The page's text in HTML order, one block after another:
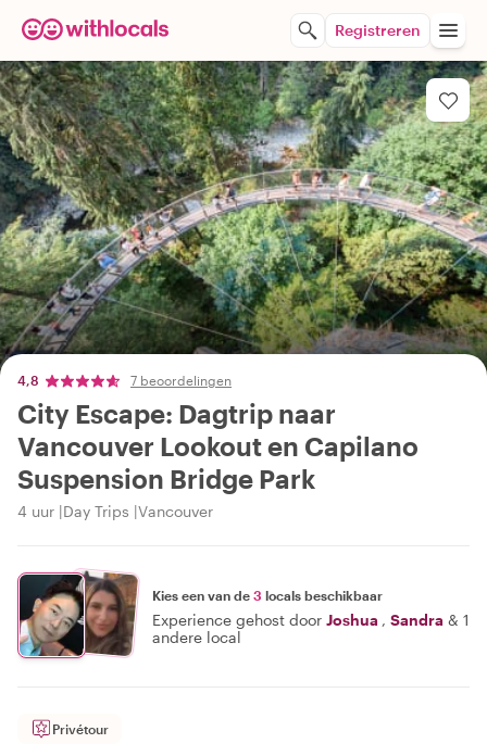
Registreren
4,8 7 beoordelingen
City Escape: Dagtrip naar
Vancouver Lookout en Capilano
Suspension Bridge Park
4 uur Day Trips Vancouver
Kies een van de 3 locals beschikbaar
Experience gehost door Joshua , Sandra & 1
andere local
Privétour